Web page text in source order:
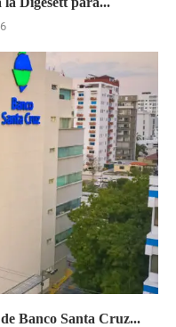
Banco Santa Cruz...